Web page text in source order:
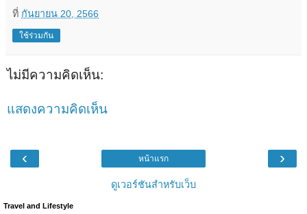
ที่ กันยายน 20, 2566
ใช้ร่วมกัน
ไม่มีความคิดเห็น:
แสดงความคิดเห็น
‹ ›
หน้าแรก
ดูเวอร์ชันสำหรับเว็บ
Travel and Lifestyle